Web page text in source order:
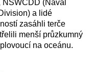
(Naval
a lidé
zasáhli terče
menší průzkumný
na oceánu.